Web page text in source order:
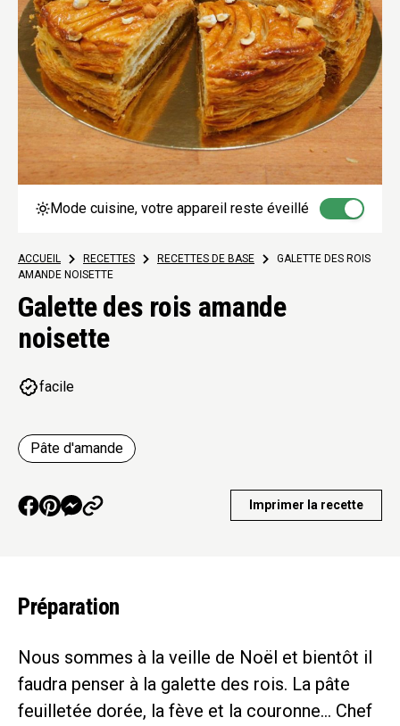
Mode cuisine, votre appareil reste éveillé
ACCUEIL > RECETTES > RECETTES DE BASE >
GALETTE DES ROIS
AMANDE NOISETTE
Galette des rois amande
noisette
facile
Pâte d'amande
Imprimer la recette
Préparation
Nous sommes à la veille de Noël et bientôt il
faudra penser à la galette des rois. La pâte
feuilletée dorée, la fève et la couronne… Chef